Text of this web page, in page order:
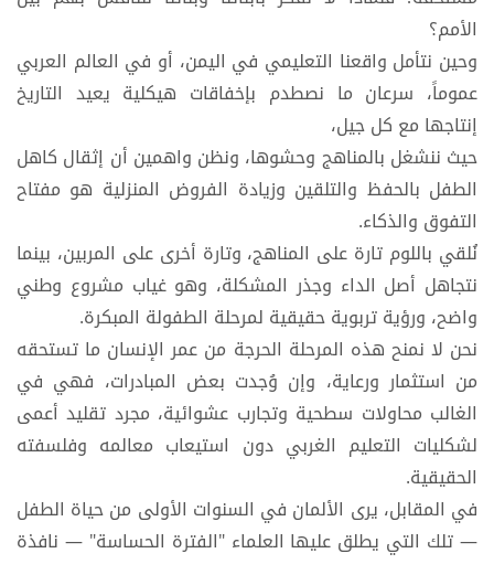
الأمم؟
وحين نتأمل واقعنا التعليمي في اليمن، أو في العالم العربي
عموماً، سرعان ما نصطدم بإخفاقات هيكلية يعيد التاريخ
إنتاجها مع كل جيل،
حيث ننشغل بالمناهج وحشوها، ونظن واهمين أن إثقال كاهل
الطفل بالحفظ والتلقين وزيادة الفروض المنزلية هو مفتاح
التفوق والذكاء.
نُلقي باللوم تارة على المناهج، وتارة أخرى على المربين، بينما
نتجاهل أصل الداء وجذر المشكلة، وهو غياب مشروع وطني
واضح، ورؤية تربوية حقيقية لمرحلة الطفولة المبكرة.
نحن لا نمنح هذه المرحلة الحرجة من عمر الإنسان ما تستحقه
من استثمار ورعاية، وإن وُجدت بعض المبادرات، فهي في
الغالب محاولات سطحية وتجارب عشوائية، مجرد تقليد أعمى
لشكليات التعليم الغربي دون استيعاب معالمه وفلسفته
الحقيقية.
في المقابل، يرى الألمان في السنوات الأولى من حياة الطفل
— تلك التي يطلق عليها العلماء "الفترة الحساسة" — نافذة